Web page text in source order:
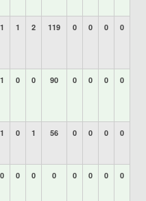
1 1 2 119 0 0 0 0
1 0 0 90 0 0 0 0
1 0 1 56 0 0 0 0
0 0 0 0 0 0 0 0